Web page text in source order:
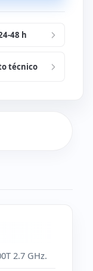
48 h
técnico
2.7 GHz.